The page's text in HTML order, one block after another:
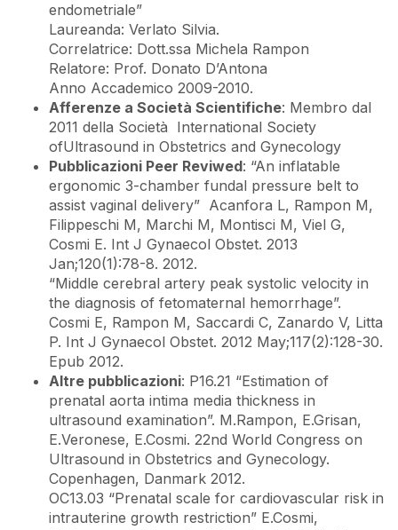
endometriale”
Laureanda: Verlato Silvia.
Correlatrice: Dott.ssa Michela Rampon
Relatore: Prof. Donato D’Antona
Anno Accademico 2009-2010.
Afferenze a Società Scientifiche: Membro dal
2011 della Società International Society
ofUltrasound in Obstetrics and Gynecology
Pubblicazioni Peer Reviwed: “An inflatable
ergonomic 3-chamber fundal pressure belt to
assist vaginal delivery” Acanfora L, Rampon M,
Filippeschi M, Marchi M, Montisci M, Viel G,
Cosmi E. Int J Gynaecol Obstet. 2013
Jan;120(1):78-8. 2012.
“Middle cerebral artery peak systolic velocity in
the diagnosis of fetomaternal hemorrhage”.
Cosmi E, Rampon M, Saccardi C, Zanardo V, Litta
P. Int J Gynaecol Obstet. 2012 May;117(2):128-30.
Epub 2012.
Altre pubblicazioni: P16.21 “Estimation of
prenatal aorta intima media thickness in
ultrasound examination”. M.Rampon, E.Grisan,
E.Veronese, E.Cosmi. 22nd World Congress on
Ultrasound in Obstetrics and Gynecology.
Copenhagen, Danmark 2012.
OC13.03 “Prenatal scale for cardiovascular risk in
intrauterine growth restriction” E.Cosmi,